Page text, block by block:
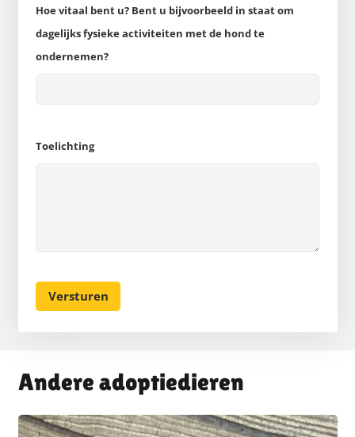
Hoe vitaal bent u? Bent u bijvoorbeeld in staat om
dagelijks fysieke activiteiten met de hond te
ondernemen?
Toelichting
Andere adoptiedieren